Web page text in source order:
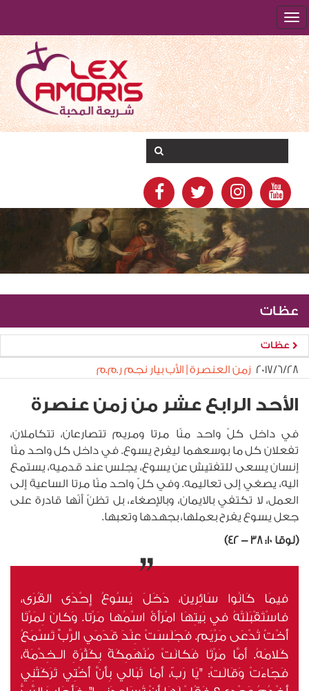
عظات
عظات
٢٨‏/٦‏/٢٠١٧ زمن العنصرة | الأب بيار نجم ر.م.م
الأحد الرابع عشر من زمن عنصرة
في داخل كلّ واحد منّا مرتا ومريم تتصارعان، تتكاملان،
تفعلان كل ما بوسعهما ليفرح يسوع. في داخل كل واحد منّا
إنسان يسعى للتفتيش عن يسوع، يجلس عند قدميه، يستمع
اليه، يصغي إلى تعاليمه. وفي كلّ واحد منّا مرتا الساعية إلى
العمل، لا تكتفي بالايمان، وبالإصغاء، بل تظنّ أنّها قادرة على
جعل يسوع يفرح بعملها، بجهدها وتعبها.
(لوقا 10: 38 - 42)
فيمَا كَانُوا سَائِرين، دَخَلَ يَسُوعُ إِحْدَى القُرَى،
فاسْتَقْبَلَتْهُ في بَيتِهَا امْرَأَةٌ اسْمُها مَرْتا. وَكانَ لِمَرْتَا
أُخْتٌ تُدْعَى مَرْيَم. فَجَلَسَتْ عِنْدَ قَدَمَي الرَّبِّ تَسْمَعُ
كَلامَهُ. أَمَّا مَرْتَا فَكانَتْ مُنْهَمِكَةً بِكَثْرَةِ الـخِدْمَة،
فَجَاءَتْ وَقَالَتْ: "يَا رَبّ، أَمَا تُبَالي بِأَنَّ أُخْتِي تَرَكَتْنِي